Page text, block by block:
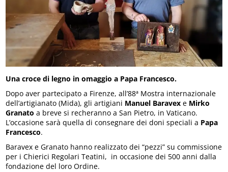
Una croce di legno in omaggio a Papa Francesco.
Dopo aver partecipato a Firenze, all’88ª Mostra internazionale
dell’artigianato (Mida), gli artigiani Manuel Baravex e Mirko
Granato a breve si recheranno a San Pietro, in Vaticano.
L’occasione sarà quella di consegnare dei doni speciali a Papa
Francesco.
Baravex e Granato hanno realizzato dei “pezzi” su commissione
per i Chierici Regolari Teatini, in occasione dei 500 anni dalla
fondazione del loro Ordine.